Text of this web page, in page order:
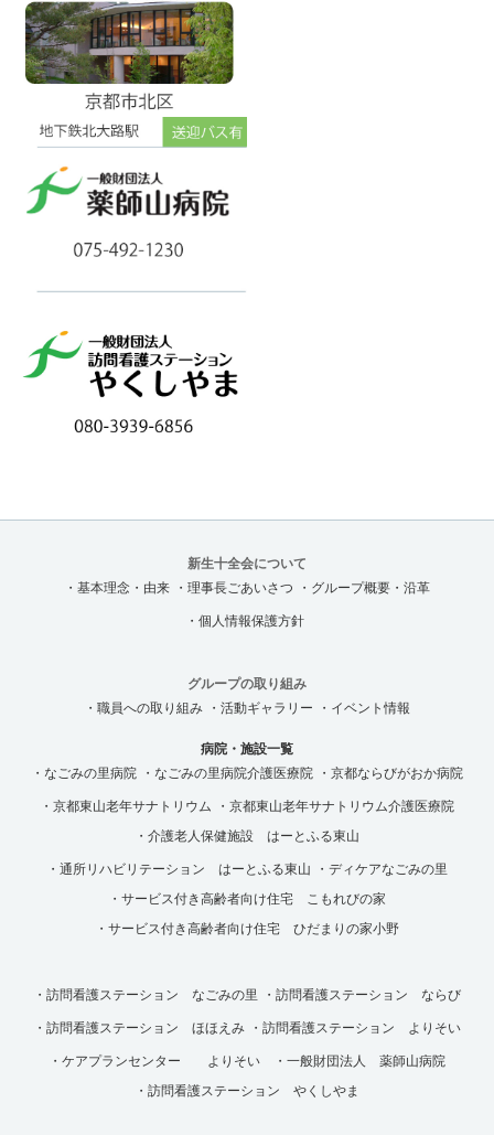
新生十全会について
・基本理念・由来
・理事長ごあいさつ ・グループ概要・沿革
・個人情報保護方針
グループの取り組み
・職員への取り組み
・活動ギャラリー ・イベント情報
病院・施設一覧
・なごみの里病院
・なごみの里病院介護医療院 ・京都ならびがおか病院
・京都東山老年サナトリウム
・京都東山老年サナトリウム介護医療院
・介護老人保健施設 はーとふる東山
・通所リハビリテーション はーとふる東山
・ディケアなごみの里
・サービス付き高齢者向け住宅 こもれびの家
・サービス付き高齢者向け住宅 ひだまりの家小野
・訪問看護ステーション なごみの里 ・訪問看護ステーション ならび
・訪問看護ステーション ほほえみ ・訪問看護ステーション よりそい
・ケアプランセンター よりそい
・一般財団法人 薬師山病院
・訪問看護ステーション やくしやま